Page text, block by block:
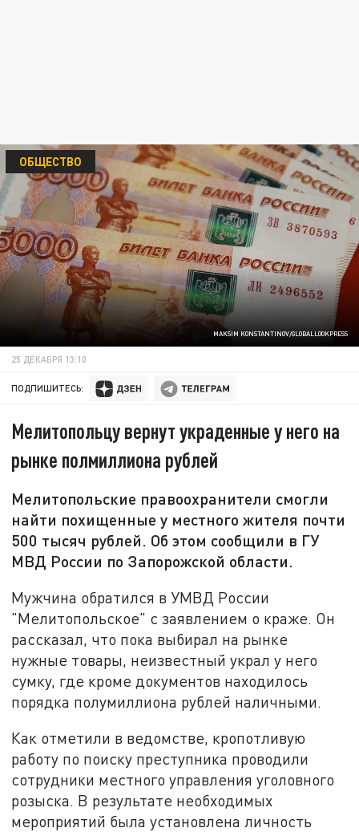
MAKSIM KONSTANTINOV/GLOBALLOOKPRESS
ОБЩЕСТВО
25 ДЕКАБРЯ 13:10
ПОДПИШИТЕСЬ:
Мелитопольцу вернут украденные у него на
рынке полмиллиона рублей
Мелитопольские правоохранители смогли
найти похищенные у местного жителя почти
500 тысяч рублей. Об этом сообщили в ГУ
МВД России по Запорожской области.
Мужчина обратился в УМВД России
"Мелитопольское" с заявлением о краже. Он
рассказал, что пока выбирал на рынке
нужные товары, неизвестный украл у него
сумку, где кроме документов находилось
порядка полумиллиона рублей наличными.
Как отметили в ведомстве, кропотливую
работу по поиску преступника проводили
сотрудники местного управления уголовного
розыска. В результате необходимых
мероприятий была установлена личность